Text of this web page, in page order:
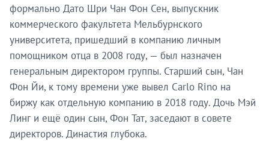
формально Дато Шри Чан Фон Сен, выпускник
коммерческого факультета Мельбурнского
университета, пришедший в компанию личным
помощником отца в 2008 году, — был назначен
генеральным директором группы. Старший сын, Чан
Фон Йи, к тому времени уже вывел Carlo Rino на
биржу как отдельную компанию в 2018 году. Дочь Мэй
Линг и ещё один сын, Фон Тат, заседают в совете
директоров. Династия глубока.